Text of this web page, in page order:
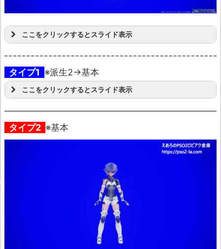
ここをクリックするとスライド表示
タイプ1 ※派生2→基本
ここをクリックするとスライド表示
タイプ2 ※基本